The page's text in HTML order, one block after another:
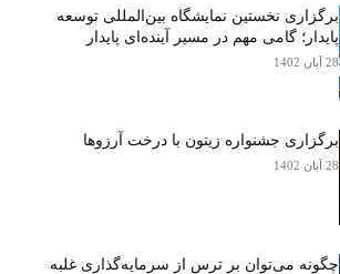
برگزاری نخستین نمایشگاه بین‌المللی توسعه
پایدار؛ گامی مهم در مسیر آینده‌ای پایدار
28 آبان 1402
برگزاری جشنواره زیتون با درخت آرزوها
28 آبان 1402
چگونه می‌توان بر ترس از سرمایه‌گذاری غلبه